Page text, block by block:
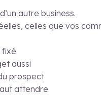
autre business.
celles que vos
fixé
aussi
prospect
attendre